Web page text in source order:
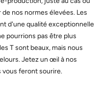
nos normes élevées. Les
d'une qualité exceptionnelle
pourrions pas être plus
T sont beaux, mais nous
Jetez un œil à nos
vous feront sourire.